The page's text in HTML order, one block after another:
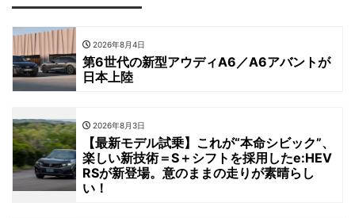
2026年8月4日
第6世代の新型アウディA6／A6アバントが
日本上陸
2026年8月3日
【最新モデル試乗】これが“本命シビック”、
楽しい新技術＝S＋シフトを採用したe:HEV
RSが新登場。意のままの走りが素晴らし
い！